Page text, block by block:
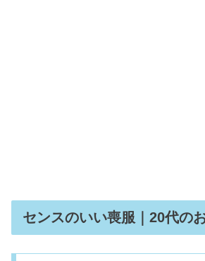
センスのいい喪服｜20代の